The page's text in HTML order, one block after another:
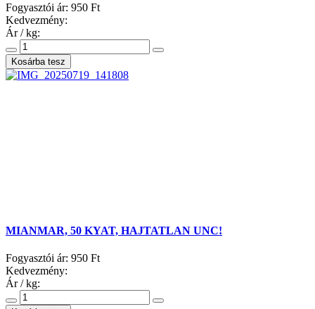
Fogyasztói ár: 950 Ft
Kedvezmény:
Ár / kg:
MIANMAR, 50 KYAT, HAJTATLAN UNC!
Fogyasztói ár: 950 Ft
Kedvezmény:
Ár / kg: